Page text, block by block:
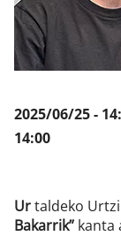
Klisk
2025/06/25 -
14:00
Urtaldeko
Bakarrik” kanta